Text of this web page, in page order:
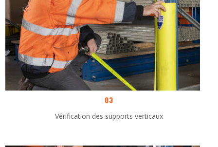
03
Vérification des supports verticaux